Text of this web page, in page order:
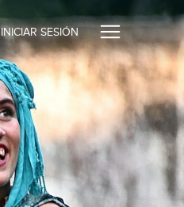
INICIAR SESIÓN